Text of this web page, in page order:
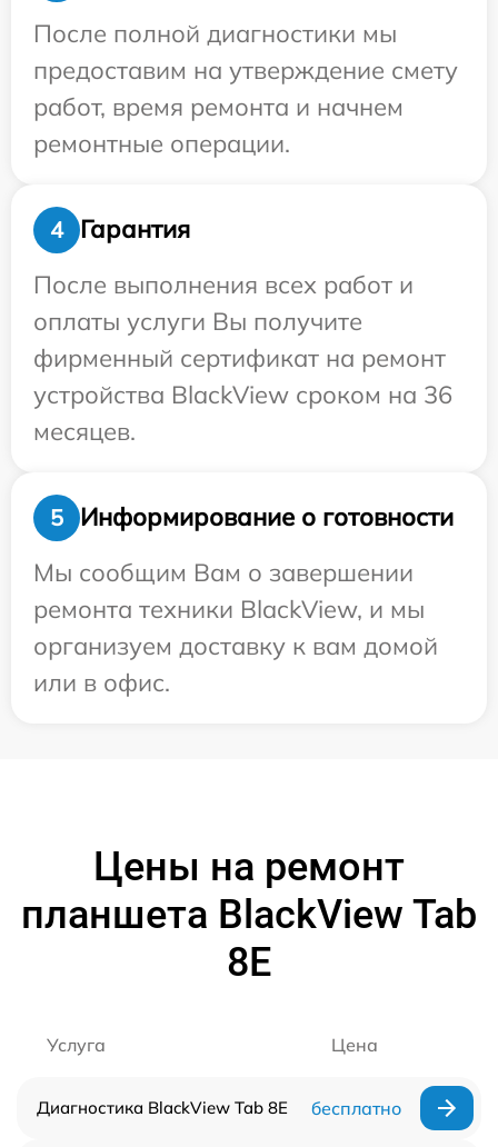
После полной диагностики мы
предоставим на утверждение смету
работ, время ремонта и начнем
ремонтные операции.
4
Гарантия
После выполнения всех работ и
оплаты услуги Вы получите
фирменный сертификат на ремонт
устройства BlackView сроком на 36
месяцев.
5
Информирование о готовности
Мы сообщим Вам о завершении
ремонта техники BlackView, и мы
организуем доставку к вам домой
или в офис.
Цены на ремонт
планшета BlackView Tab
8E
Услуга Цена
Диагностика BlackView Tab 8E бесплатно